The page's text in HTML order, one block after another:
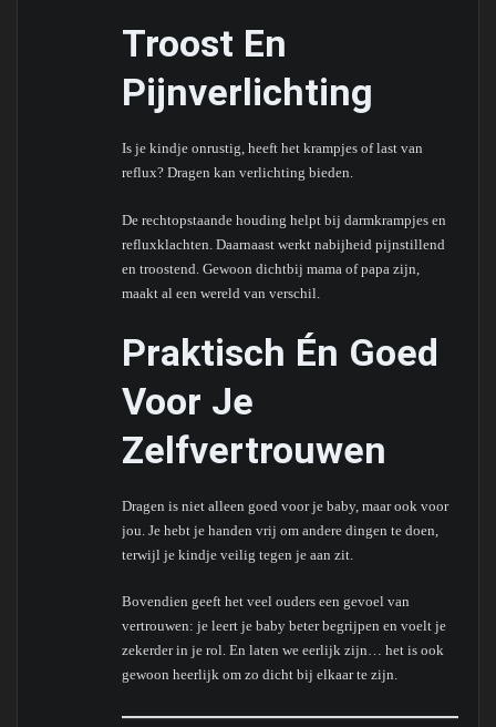
Troost En
Pijnverlichting
Is je kindje onrustig, heeft het krampjes of last van
reflux? Dragen kan verlichting bieden.
De rechtopstaande houding helpt bij darmkrampjes en
refluxklachten. Daarnaast werkt nabijheid pijnstillend
en troostend. Gewoon dichtbij mama of papa zijn,
maakt al een wereld van verschil.
Praktisch Én Goed
Voor Je
Zelfvertrouwen
Dragen is niet alleen goed voor je baby, maar ook voor
jou. Je hebt je handen vrij om andere dingen te doen,
terwijl je kindje veilig tegen je aan zit.
Bovendien geeft het veel ouders een gevoel van
vertrouwen: je leert je baby beter begrijpen en voelt je
zekerder in je rol. En laten we eerlijk zijn… het is ook
gewoon heerlijk om zo dicht bij elkaar te zijn.